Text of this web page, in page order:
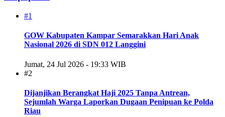
#1
GOW Kabupaten Kampar Semarakkan Hari Anak
Nasional 2026 di SDN 012 Langgini
Jumat, 24 Jul 2026 - 19:33 WIB
#2
Dijanjikan Berangkat Haji 2025 Tanpa Antrean,
Sejumlah Warga Laporkan Dugaan Penipuan ke Polda
Riau